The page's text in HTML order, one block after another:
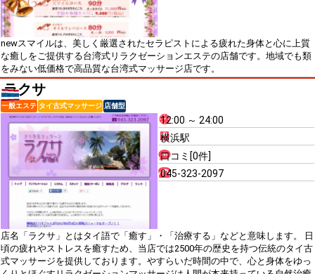
newスマイルは、美しく厳選されたセラピストによる疲れた身体と心に上質
な癒しをご提供する台湾式リラクゼーションエステの店舗です。地域でも類
をみない低価格で高品質な台湾式マッサージ店です。
ラクサ
一般エステ タイ古式マッサージ 店舗型
12:00 ～ 24:00
横浜駅
口コミ[0件]
045-323-2097
店名「ラクサ」とはタイ語で「癒す」・「治療する」などと意味します。 日
頃の疲れやストレスを癒すため、当店では2500年の歴史を持つ伝統のタイ古
式マッサージを提供しております。やすらいだ時間の中で、心と身体をゆっ